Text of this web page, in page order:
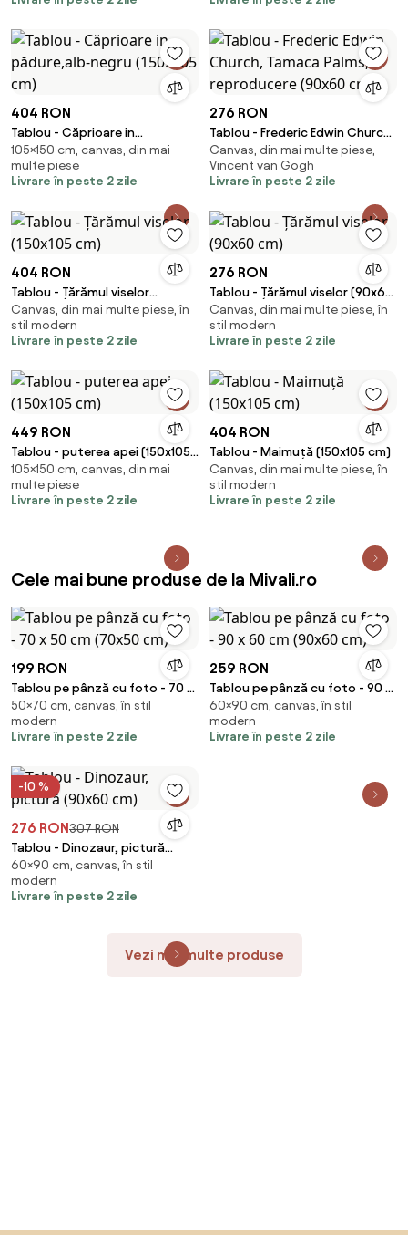
404 RON
Tablou - Căprioare in
pădure,alb-negru (150x105 cm)
105×150 cm, canvas, din mai
multe piese
Livrare în peste 2 zile
276 RON
Tablou - Frederic Edwin Church,
Tamaca Palms, reproducere
(90x60 cm)
Canvas, din mai multe piese,
Vincent van Gogh
Livrare în peste 2 zile
404 RON
Tablou - Țărămul viselor
(150x105 cm)
Canvas, din mai multe piese, în
stil modern
Livrare în peste 2 zile
276 RON
Tablou - Țărămul viselor (90x60
cm)
Canvas, din mai multe piese, în
stil modern
Livrare în peste 2 zile
449 RON
Tablou - puterea apei (150x105
cm)
105×150 cm, canvas, din mai
multe piese
Livrare în peste 2 zile
404 RON
Tablou - Maimuță (150x105 cm)
Canvas, din mai multe piese, în
stil modern
Livrare în peste 2 zile
Cele mai bune produse de la Mivali.ro
199 RON
Tablou pe pânză cu foto - 70 x
50 cm (70x50 cm)
50×70 cm, canvas, în stil
modern
Livrare în peste 2 zile
259 RON
Tablou pe pânză cu foto - 90 x
60 cm (90x60 cm)
60×90 cm, canvas, în stil
modern
Livrare în peste 2 zile
-10 %
276 RON307 RON
Tablou - Dinozaur, pictură
(90x60 cm)
60×90 cm, canvas, în stil
modern
Livrare în peste 2 zile
Vezi mai multe produse